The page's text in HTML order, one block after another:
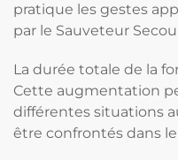
pratique les gestes
par le Sauveteur
La durée totale de la
Cette augmentation
différentes situations
être confrontés dans